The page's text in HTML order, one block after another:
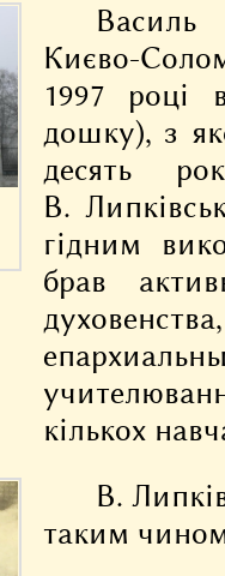
Василь
Києво-
1997 році
дошку), з
десять
В.
гідним
брав
кількох
В.
таким